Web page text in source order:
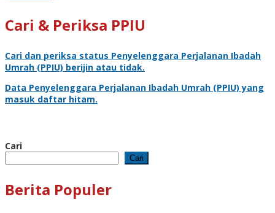
Cari & Periksa PPIU
Cari dan periksa status Penyelenggara Perjalanan Ibadah
Umrah (PPIU) berijin atau tidak.
Data Penyelenggara Perjalanan Ibadah Umrah (PPIU) yang
masuk daftar hitam.
Cari
Cari
Berita Populer